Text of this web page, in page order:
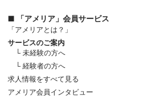
■ 「アメリア」会員サービス
「アメリアとは？」
サービスのご案内
└ 未経験の方へ
└ 経験者の方へ
求人情報をすべて見る
アメリア会員インタビュー